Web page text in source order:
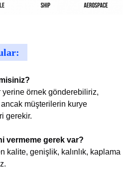
yerine örnek gönderebiliriz,
müşterilerin kurye
gerekir.
vermeme gerek var?
kalite, genişlik, kalınlık, kaplama